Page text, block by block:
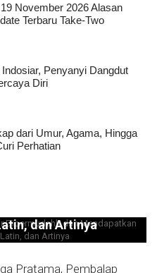
November 2026 Alasan
Terbaru Take-Two
Penyanyi Dangdut
Diri
dari Umur, Agama, Hingga
Perhatian
Agar
Nilai Terbaik:
dan Artinya
Pratama, Pembalap